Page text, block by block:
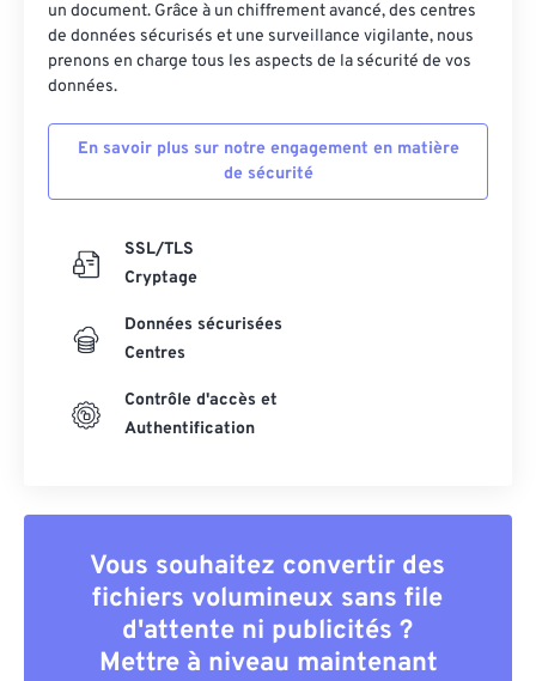
un document. Grâce à un chiffrement avancé, des centres
de données sécurisés et une surveillance vigilante, nous
prenons en charge tous les aspects de la sécurité de vos
données.
En savoir plus sur notre engagement en matière
de sécurité
SSL/TLS
Cryptage
Données sécurisées
Centres
Contrôle d'accès et
Authentification
Vous souhaitez convertir des
fichiers volumineux sans file
d'attente ni publicités ?
Mettre à niveau maintenant